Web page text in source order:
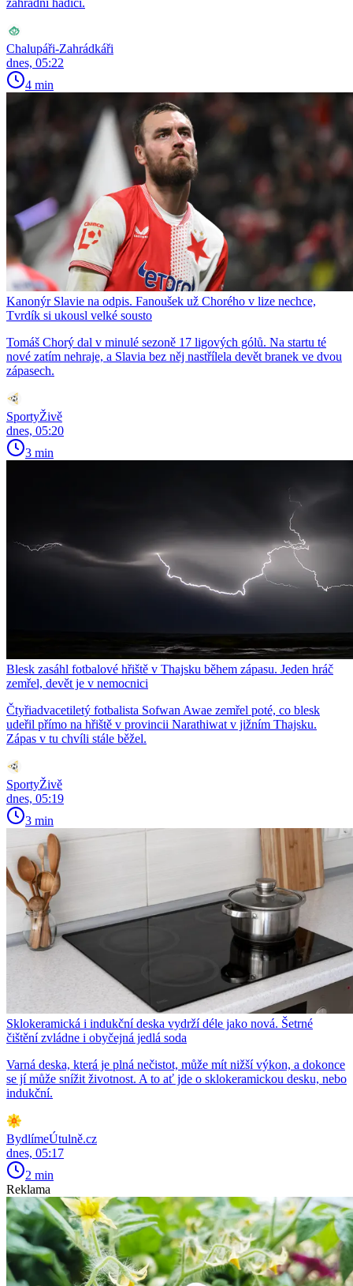
zahradní hadicí.
Chalupáři-Zahrádkáři
dnes, 05:22
4 min
Kanonýr Slavie na odpis. Fanoušek už Chorého v lize nechce,
Tvrdík si ukousl velké sousto
Tomáš Chorý dal v minulé sezoně 17 ligových gólů. Na startu té
nové zatím nehraje, a Slavia bez něj nastřílela devět branek ve dvou
zápasech.
SportyŽivě
dnes, 05:20
3 min
Blesk zasáhl fotbalové hřiště v Thajsku během zápasu. Jeden hráč
zemřel, devět je v nemocnici
Čtyřiadvacetiletý fotbalista Sofwan Awae zemřel poté, co blesk
udeřil přímo na hřiště v provincii Narathiwat v jižním Thajsku.
Zápas v tu chvíli stále běžel.
SportyŽivě
dnes, 05:19
3 min
Sklokeramická i indukční deska vydrží déle jako nová. Šetrné
čištění zvládne i obyčejná jedlá soda
Varná deska, která je plná nečistot, může mít nižší výkon, a dokonce
se jí může snížit životnost. A to ať jde o sklokeramickou desku, nebo
indukční.
BydlímeÚtulně.cz
dnes, 05:17
2 min
Reklama